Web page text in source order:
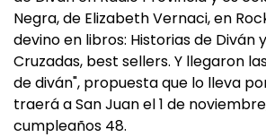
Negra, de Elizabeth Vernaci, en
devino en libros: Historias de Diván
Cruzadas, best sellers. Y llegaron
de diván", propuesta que lo lleva
traerá a San Juan el 1 de
cumpleaños 48.